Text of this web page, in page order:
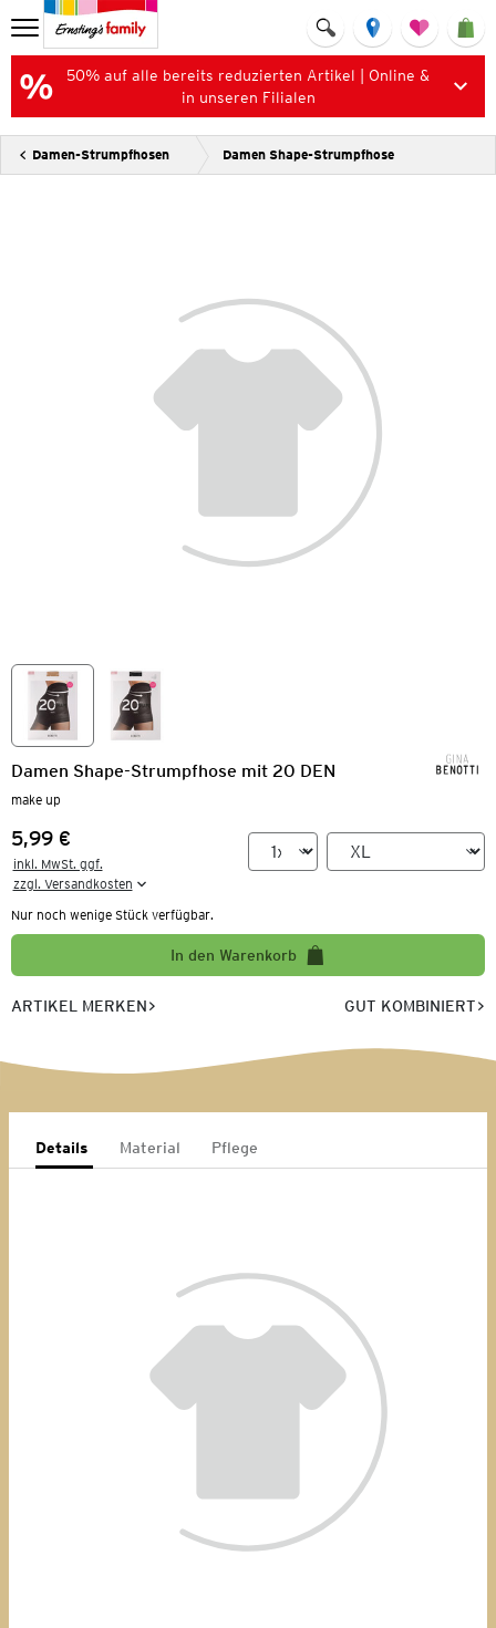
50% auf alle bereits reduzierten Artikel | Online &
in unseren Filialen
Damen-Strumpfhosen Damen Shape-Strumpfhose
Damen Shape-Strumpfhose mit 20 DEN
make up
Preis:
5,99 €
inkl. MwSt. ggf.
zzgl. Versandkosten
Nur noch wenige Stück verfügbar.
In den Warenkorb
ARTIKEL MERKEN GUT KOMBINIERT
Details Material Pflege